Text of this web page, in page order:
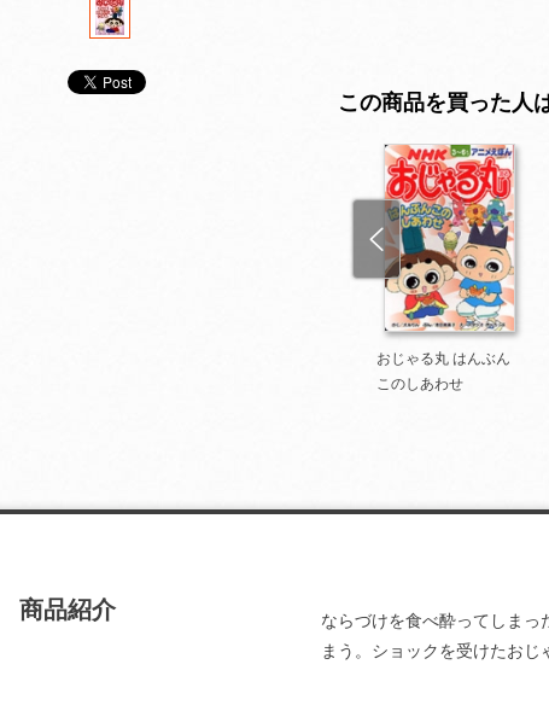
この商品を買った人
おじゃる丸 はんぶん
このしあわせ
商品紹介
ならづけを食べ酔ってしまっ
まう。ショックを受けたおじ